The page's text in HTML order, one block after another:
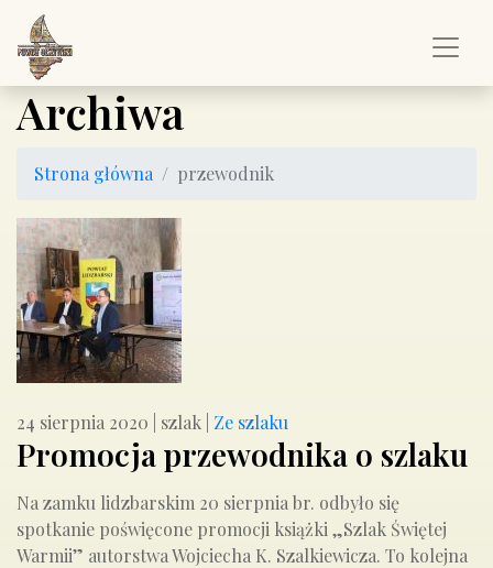
Archiwa
Strona główna przewodnik
24 sierpnia 2020 szlak Ze szlaku
Promocja przewodnika o szlaku
Na zamku lidzbarskim 20 sierpnia br. odbyło się
spotkanie poświęcone promocji książki „Szlak Świętej
Warmii” autorstwa Wojciecha K. Szalkiewicza. To kolejna